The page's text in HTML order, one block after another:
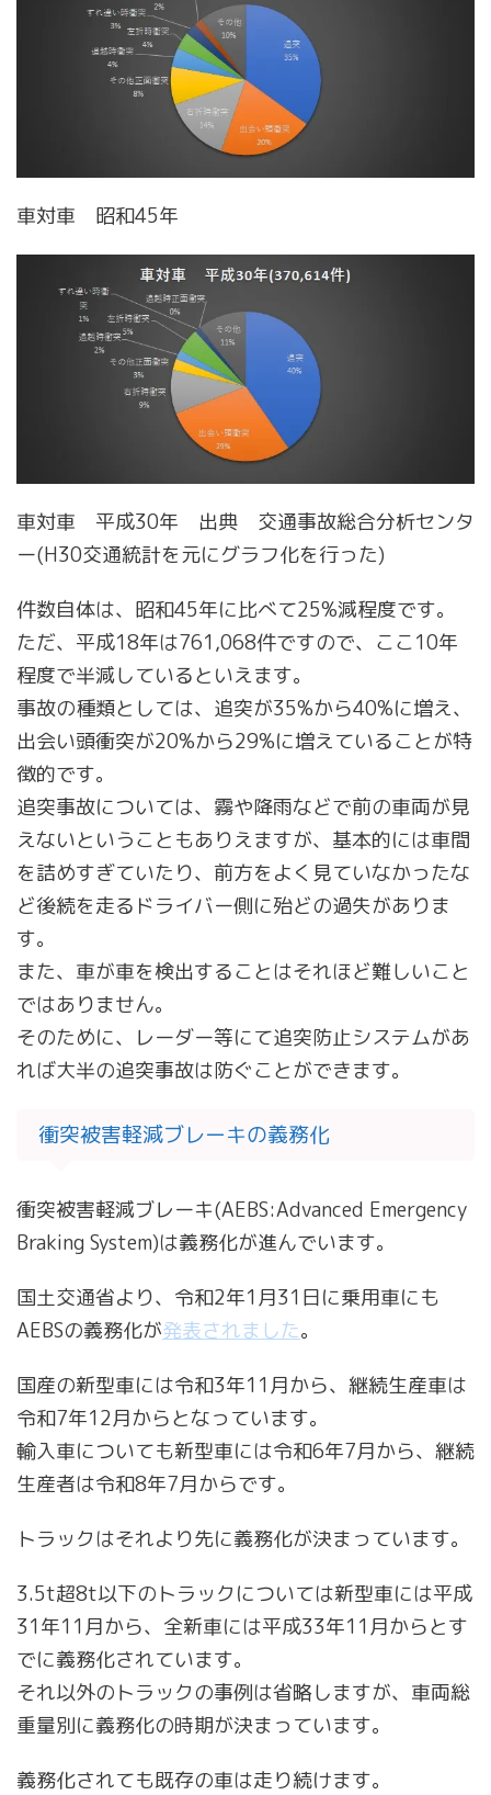
車対車 昭和45年
車対車 平成30年 出典 交通事故総合分析センタ
ー(H30交通統計を元にグラフ化を行った)
件数自体は、昭和45年に比べて25%減程度です。
ただ、平成18年は761,068件ですので、ここ10年
程度で半減しているといえます。
事故の種類としては、追突が35%から40%に増え、
出会い頭衝突が20%から29%に増えていることが特
徴的です。
追突事故については、霧や降雨などで前の車両が見
えないということもありえますが、基本的には車間
を詰めすぎていたり、前方をよく見ていなかったな
ど後続を走るドライバー側に殆どの過失がありま
す。
また、車が車を検出することはそれほど難しいこと
ではありません。
そのために、レーダー等にて追突防止システムがあ
れば大半の追突事故は防ぐことができます。
衝突被害軽減ブレーキの義務化
衝突被害軽減ブレーキ(AEBS:Advanced Emergency
Braking System)は義務化が進んでいます。
国土交通省より、令和2年1月31日に乗用車にも
AEBSの義務化が発表されました。
国産の新型車には令和3年11月から、継続生産車は
令和7年12月からとなっています。
輸入車についても新型車には令和6年7月から、継続
生産者は令和8年7月からです。
トラックはそれより先に義務化が決まっています。
3.5t超8t以下のトラックについては新型車には平成
31年11月から、全新車には平成33年11月からとす
でに義務化されています。
それ以外のトラックの事例は省略しますが、車両総
重量別に義務化の時期が決まっています。
義務化されても既存の車は走り続けます。